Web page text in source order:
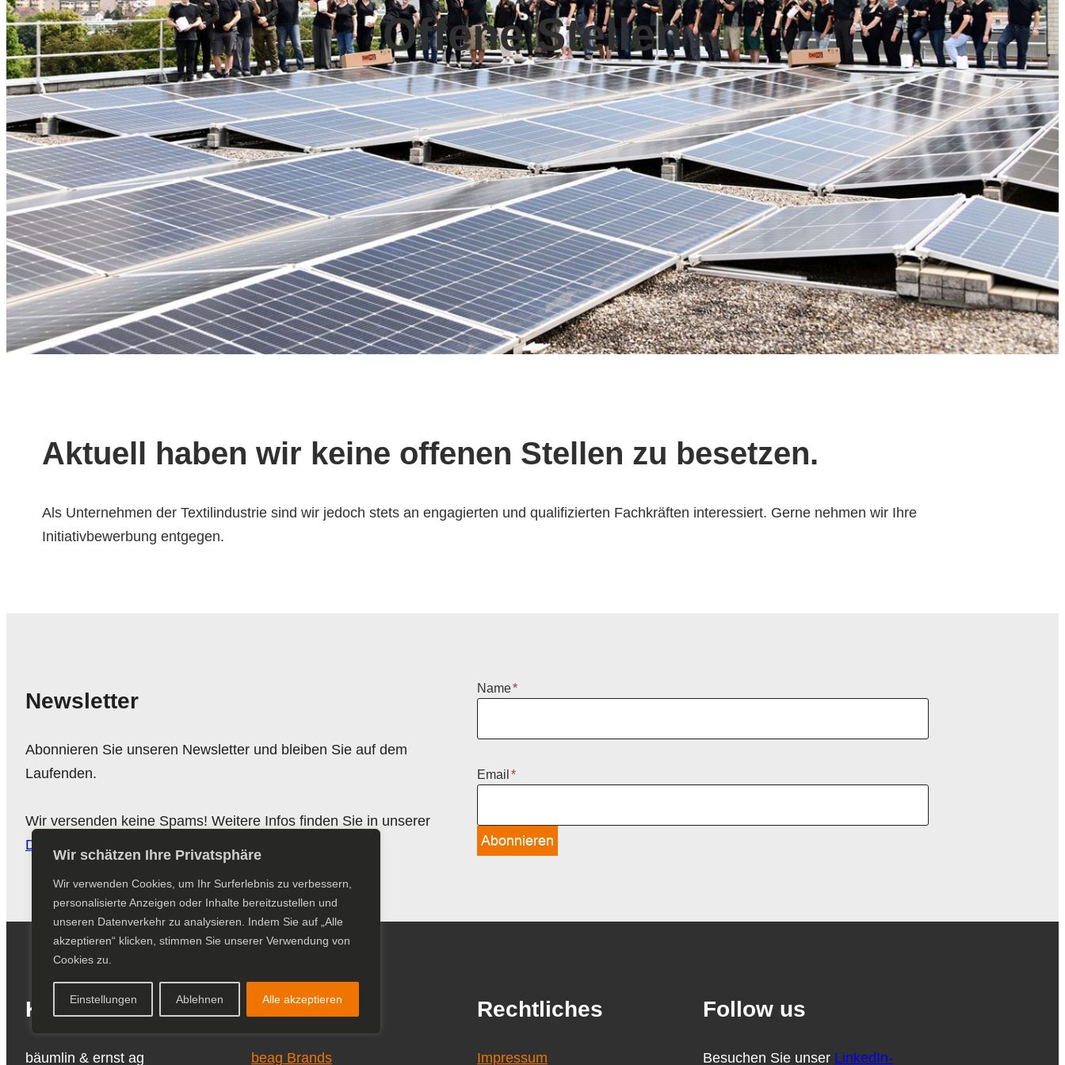
Wir schätzen Ihre Privatsphäre
Wir verwenden Cookies, um Ihr Surferlebnis zu verbessern,
personalisierte Anzeigen oder Inhalte bereitzustellen und
unseren Datenverkehr zu analysieren.
Indem Sie auf „Alle
akzeptieren“ klicken, stimmen Sie unserer Verwendung von
Cookies zu.
Einstellungen Ablehnen Alle akzeptieren
Offene Stellen
Aktuell haben wir keine offenen Stellen zu besetzen.
Als Unternehmen der Textilindustrie sind wir jedoch stets an engagierten und qualifizierten Fachkräften interessiert. Gerne nehmen wir Ihre
Initiativbewerbung entgegen.
Newsletter
Abonnieren Sie unseren Newsletter und bleiben Sie auf dem
Laufenden.
Wir versenden keine Spams! Weitere Infos finden Sie in unserer
Datenschutzerklärung
Name*
Email *
Abonnieren
Kontakt
bäumlin & ernst ag
Downloads
beag Brands
Rechtliches
Impressum
Follow us
Besuchen Sie unser LinkedIn-